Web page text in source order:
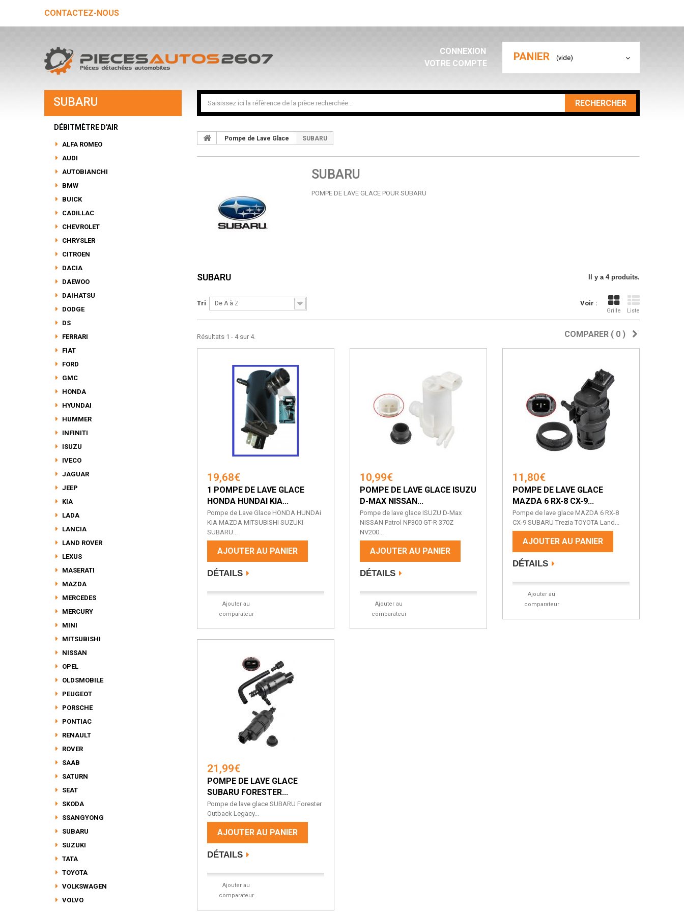
CONTACTEZ-NOUS
PANIER (vide)
CONNEXION
VOTRE COMPTE
RECHERCHER
SUBARU
DÉBITMÈTRE D'AIR
ALFA ROMEO
AUDI
AUTOBIANCHI
BMW
BUICK
CADILLAC
CHEVROLET
CHRYSLER
CITROEN
DACIA
DAEWOO
DAIHATSU
DODGE
DS
FERRARI
FIAT
FORD
GMC
HONDA
HYUNDAI
HUMMER
INFINITI
ISUZU
IVECO
JAGUAR
JEEP
KIA
LADA
LANCIA
LAND ROVER
LEXUS
MASERATI
MAZDA
MERCEDES
MERCURY
MINI
MITSUBISHI
NISSAN
OPEL
OLDSMOBILE
PEUGEOT
PORSCHE
PONTIAC
RENAULT
ROVER
SAAB
SATURN
SEAT
SKODA
SSANGYONG
SUBARU
SUZUKI
TATA
TOYOTA
VOLKSWAGEN
VOLVO
Pompe de Lave Glace SUBARU
SUBARU
POMPE DE LAVE GLACE POUR SUBARU
SUBARU Il y a 4 produits.
Voir :
Grille Liste
Tri De A à Z
COMPARER ( 0 )
Résultats 1 - 4 sur 4.
19,68€
1 POMPE DE LAVE GLACE
HONDA HUNDAI KIA...
Pompe de Lave Glace HONDA HUNDAi
KIA MAZDA MITSUBISHI SUZUKI
SUBARU...
AJOUTER AU PANIER
DÉTAILS
Ajouter au
comparateur
10,99€
POMPE DE LAVE GLACE ISUZU
D-MAX NISSAN...
Pompe de lave glace ISUZU D-Max
NISSAN Patrol NP300 GT-R 370Z
NV200...
AJOUTER AU PANIER
DÉTAILS
Ajouter au
comparateur
11,80€
POMPE DE LAVE GLACE
MAZDA 6 RX-8 CX-9...
Pompe de lave glace MAZDA 6 RX-8
CX-9 SUBARU Trezia TOYOTA Land...
AJOUTER AU PANIER
DÉTAILS
Ajouter au
comparateur
21,99€
POMPE DE LAVE GLACE
SUBARU FORESTER...
Pompe de lave glace SUBARU Forester
Outback Legacy...
AJOUTER AU PANIER
DÉTAILS
Ajouter au
comparateur